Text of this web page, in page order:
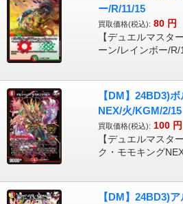
ー/R/11/15
買取価格(税込): 80 円
【デュエルマスタ
ーン/レインボー/R/
【DM】24BD3)
NEX/火/KGM/2/15
買取価格(税込): 100 円
【デュエルマスタ
ク・モモキング
【DM】24BD3)